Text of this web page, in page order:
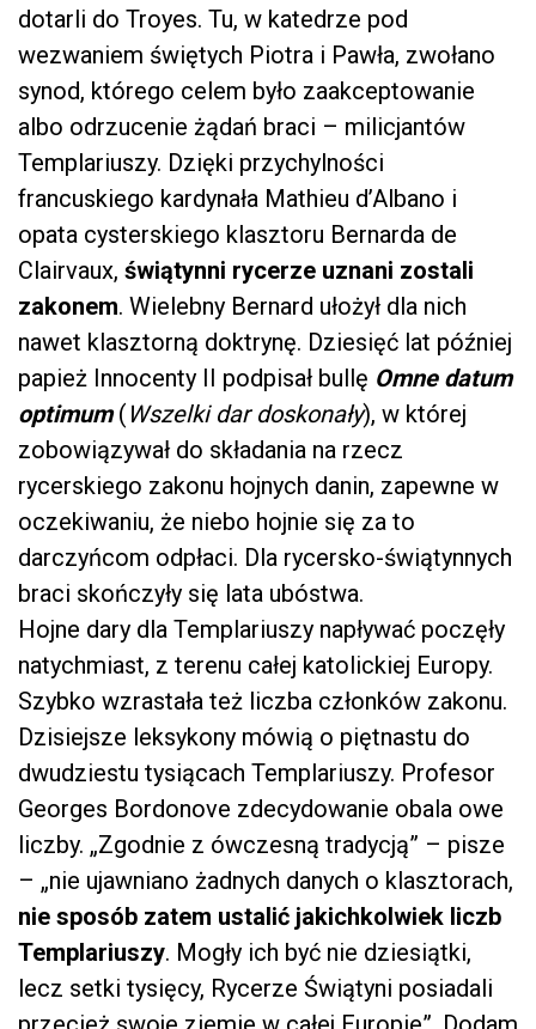
dotarli do Troyes. Tu, w katedrze pod
wezwaniem świętych Piotra i Pawła, zwołano
synod, którego celem było zaakceptowanie
albo odrzucenie żądań braci – milicjantów
Templariuszy. Dzięki przychylności
francuskiego kardynała Mathieu d’Albano i
opata cysterskiego klasztoru Bernarda de
Clairvaux, świątynni rycerze uznani zostali
zakonem. Wielebny Bernard ułożył dla nich
nawet klasztorną doktrynę. Dziesięć lat później
papież Innocenty II podpisał bullę Omne datum
optimum( Wszelki dar doskonały), w której
zobowiązywał do składania na rzecz
rycerskiego zakonu hojnych danin, zapewne w
oczekiwaniu, że niebo hojnie się za to
darczyńcom odpłaci. Dla rycersko-świątynnych
braci skończyły się lata ubóstwa.
Hojne dary dla Templariuszy napływać poczęły
natychmiast, z terenu całej katolickiej Europy.
Szybko wzrastała też liczba członków zakonu.
Dzisiejsze leksykony mówią o piętnastu do
dwudziestu tysiącach Templariuszy. Profesor
Georges Bordonove zdecydowanie obala owe
liczby. „Zgodnie z ówczesną tradycją” – pisze
– „nie ujawniano żadnych danych o klasztorach,
nie sposób zatem ustalić jakichkolwiek liczb
Templariuszy. Mogły ich być nie dziesiątki,
lecz setki tysięcy, Rycerze Świątyni posiadali